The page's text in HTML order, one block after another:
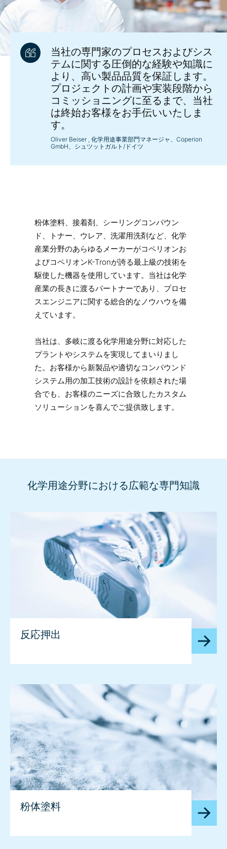
当社の専門家のプロセスおよびシス
テムに関する圧倒的な経験や知識に
より、高い製品品質を保証します。
プロジェクトの計画や実装段階から
コミッショニングに至るまで、当社
は終始お客様をお手伝いいたしま
す。
Oliver Beiser , 化学用途事業部門マネージャ、Coperion
GmbH、シュツットガルト/ドイツ
粉体塗料、接着剤、シーリングコンパウン
ド、トナー、ウレア、洗濯用洗剤など、化学
産業分野のあらゆるメーカーがコペリオンお
よびコペリオンK-Tronが誇る最上級の技術を
駆使した機器を使用しています。当社は化学
産業の長きに渡るパートナーであり、プロセ
スエンジニアに関する総合的なノウハウを備
えています。
当社は、多岐に渡る化学用途分野に対応した
プラントやシステムを実現してまいりまし
た。お客様から新製品や適切なコンパウンド
システム用の加工技術の設計を依頼された場
合でも、お客様のニーズに合致したカスタム
ソリューションを喜んでご提供致します。
化学用途分野における広範な専門知識
反応押出
粉体塗料